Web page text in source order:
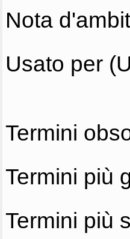
Nota
Usato per
Termini
Termini più
Termini più